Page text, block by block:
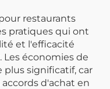
restaurants
pratiques qui ont
et l'efficacité
économies de
significatif, car
d'achat en